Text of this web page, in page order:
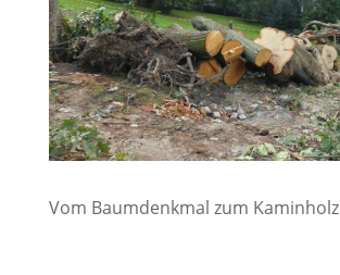
Vom Baumdenkmal zum Kaminholz